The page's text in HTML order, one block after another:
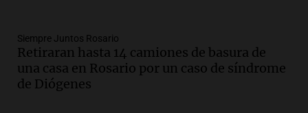
Audio.Recomendaciones de vino
bonarda para disfrutar el fin de semana
en Mendoza
Panorama Federal
Siempre Juntos Rosario
Retiraran hasta 14 camiones de basura de
una casa en Rosario por un caso de síndrome
de Diógenes